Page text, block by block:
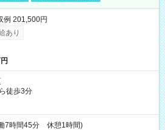
201,500円
あり
徒歩3分
7時間45分 休憩1時間)